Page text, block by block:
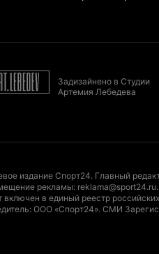
Задизайнено в Студии
Артемия Лебедева
издание Спорт24. Главный
рекламы: reklama@sport24.ru.
включен в единый реестр
ООО «Спорт24». СМИ